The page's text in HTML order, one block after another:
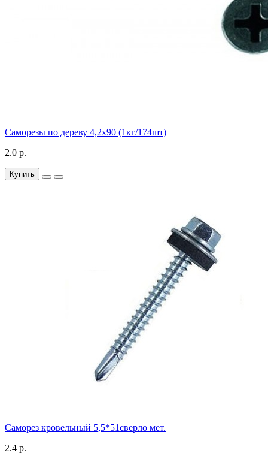
Саморезы по дереву 4,2х90 (1кг/174шт)
2.0 р.
Купить
Саморез кровельный 5,5*51сверло мет.
2.4 р.